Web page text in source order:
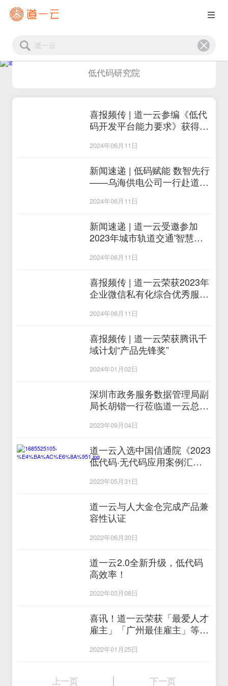
低代码研究院
喜报频传 | 道一云参编《低代
码开发平台能力要求》获得中
2024年06月11日
新闻速递 | 低码赋能 数智先行
——乌海供电公司一行赴道一
2024年06月11日
新闻速递 | 道一云受邀参加
2023年城市轨道交通'智慧城
高质量发展技术交流会
2024年06月11日
喜报频传 | 道一云荣获2023年
企业微信私有化综合优秀服务
2024年06月11日
喜报频传 | 道一云荣获腾讯千
域计划“产品先锋奖”
2024年01月02日
深圳市政务服务数据管理局副
局长胡锴一行莅临道一云总部
2023年09月04日
道一云入选中国信通院《2023
低代码·无代码应用案例汇
2023年05月31日
道一云与人大金仓完成产品兼
容性认证
2022年06月30日
道一云2.0全新升级，低代码
高效率！
2022年03月08日
喜讯！道一云荣获「最爱人才
雇主」「广州最佳雇主」等雇
2022年01月25日
上一页 下一页